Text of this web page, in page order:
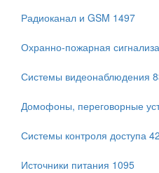
Радиоканал и GSM 1497
Охранно-пожарная
Системы видеонаблюдения
Домофоны, переговорные
Системы контроля доступа
Источники питания 1095